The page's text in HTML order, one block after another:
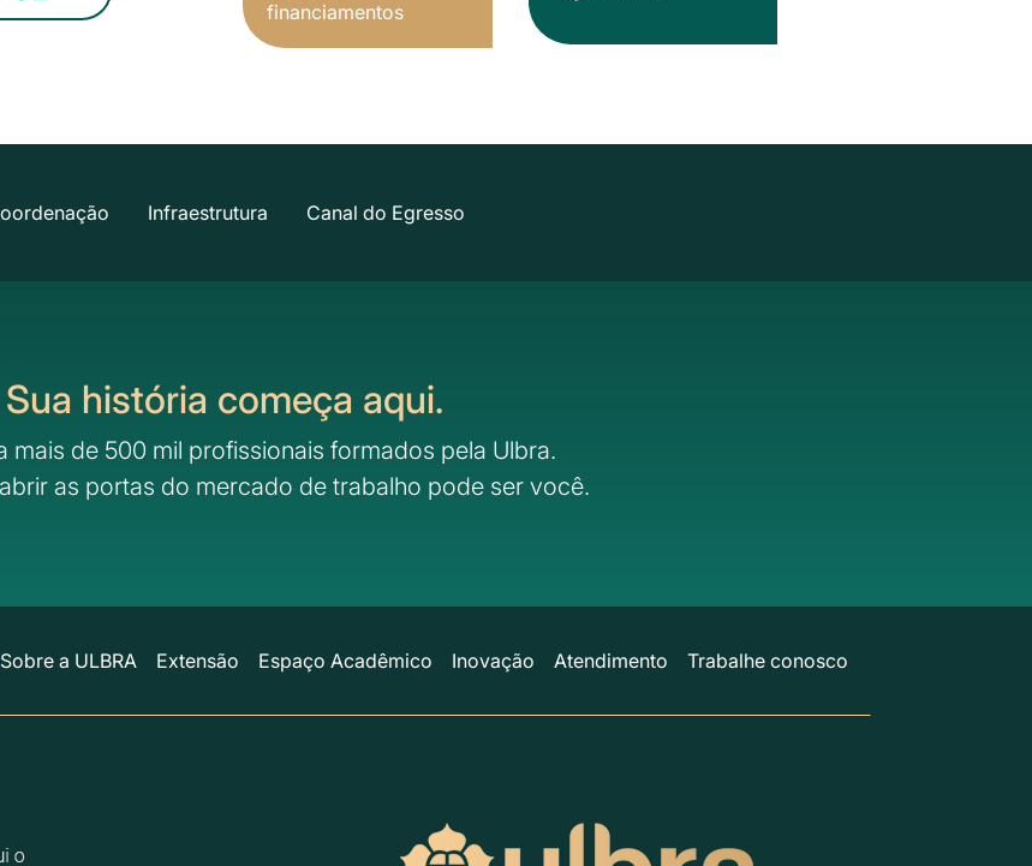
financiamentos
Infraestrutura Canal do Egresso
Sua história começa aqui.
mais de 500 mil profissionais formados pela Ulbra.
as portas do mercado de trabalho pode ser você.
Sobre a ULBRA Extensão Espaço Acadêmico Inovação Atendimento Trabalhe conosco